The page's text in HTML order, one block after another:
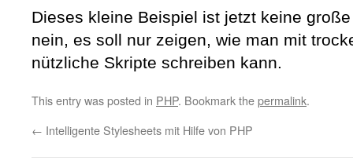
Dieses kleine Beispiel ist jetzt keine
nein, es soll nur zeigen, wie man mit
nützliche Skripte schreiben kann.
This entry was posted in PHP. Bookmark thepermalink.
← Intelligente Stylesheets mit Hilfe von PHP